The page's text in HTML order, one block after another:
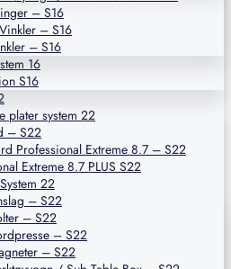
– S16
– S16
– S16
16
S16
plater system 22
– S22
Professional Extreme 8.7 – S22
Extreme 8.7 PLUS S22
22
– S22
– S22
– S22
– S22